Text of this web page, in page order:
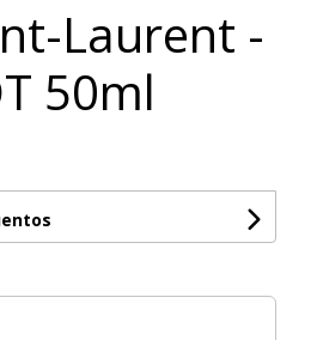
Laurent -
50ml